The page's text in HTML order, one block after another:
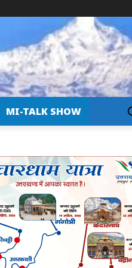
MI-TALK SHOW